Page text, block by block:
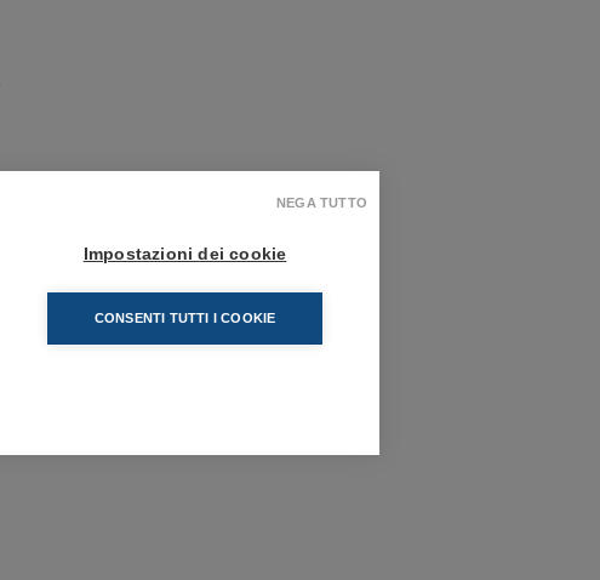
Impostazioni dei cookie
NEGA TUTTO
CONSENTI TUTTI I COOKIE